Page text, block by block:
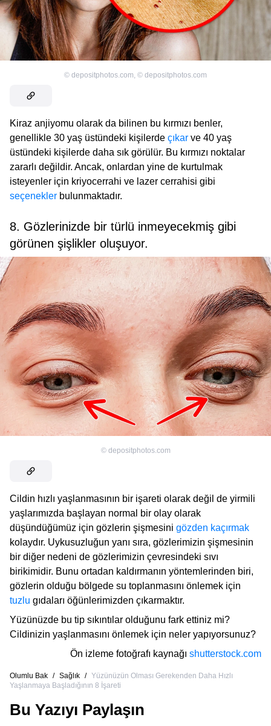
© depositphotos.com, © depositphotos.com
Kiraz anjiyomu olarak da bilinen bu kırmızı benler,
genellikle 30 yaş üstündeki kişilerde çıkar ve 40 yaş
üstündeki kişilerde daha sık görülür. Bu kırmızı noktalar
zararlı değildir. Ancak, onlardan yine de kurtulmak
isteyenler için kriyocerrahi ve lazer cerrahisi gibi
seçenekler bulunmaktadır.
8. Gözlerinizde bir türlü inmeyecekmiş gibi
görünen şişlikler oluşuyor.
© depositphotos.com
Cildin hızlı yaşlanmasının bir işareti olarak değil de yirmili
yaşlarımızda başlayan normal bir olay olarak
düşündüğümüz için gözlerin şişmesini gözden kaçırmak
kolaydır. Uykusuzluğun yanı sıra, gözlerimizin şişmesinin
bir diğer nedeni de gözlerimizin çevresindeki sıvı
birikimidir. Bunu ortadan kaldırmanın yöntemlerinden biri,
gözlerin olduğu bölgede su toplanmasını önlemek için
tuzlu gıdaları öğünlerimizden çıkarmaktır.
Yüzünüzde bu tip sıkıntılar olduğunu fark ettiniz mi?
Cildinizin yaşlanmasını önlemek için neler yapıyorsunuz?
Ön izleme fotoğrafı kaynağı shutterstock.com
Olumlu Bak / Sağlık / Yüzünüzün Olması Gerekenden Daha Hızlı
Yaşlanmaya Başladığının 8 İşareti
Bu Yazıyı Paylaşın